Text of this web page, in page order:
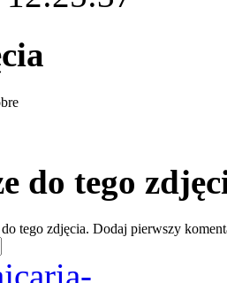
do tego
tego zdjęcia. Dodaj pierwszy